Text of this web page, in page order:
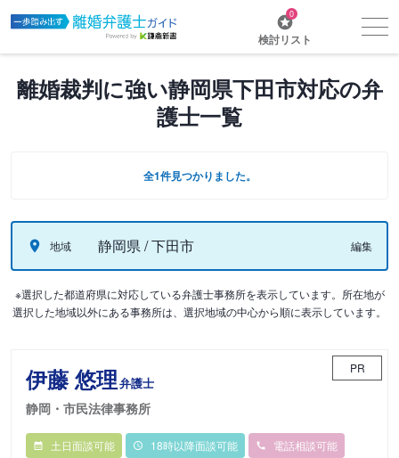
0
検討リスト
離婚裁判に強い静岡県下田市対応の弁
護士一覧
全1件見つかりました。
地域 静岡県 / 下田市 編集
※選択した都道府県に対応している弁護士事務所を表示しています。所在地が
選択した地域以外にある事務所は、選択地域の中心から順に表示しています。
伊藤 悠理弁護士
静岡・市民法律事務所
PR
土日面談可能 18時以降面談可能 電話相談可能